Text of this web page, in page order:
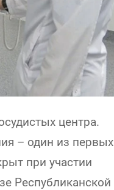
центра.
– один из первых
при участии
Республиканской